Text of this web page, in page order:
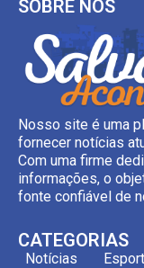
SOBRE NÓS
Nosso site é uma
fornecer notícias
Com uma firme
informações, o
fonte confiável de
CATEGORIAS
Notícias